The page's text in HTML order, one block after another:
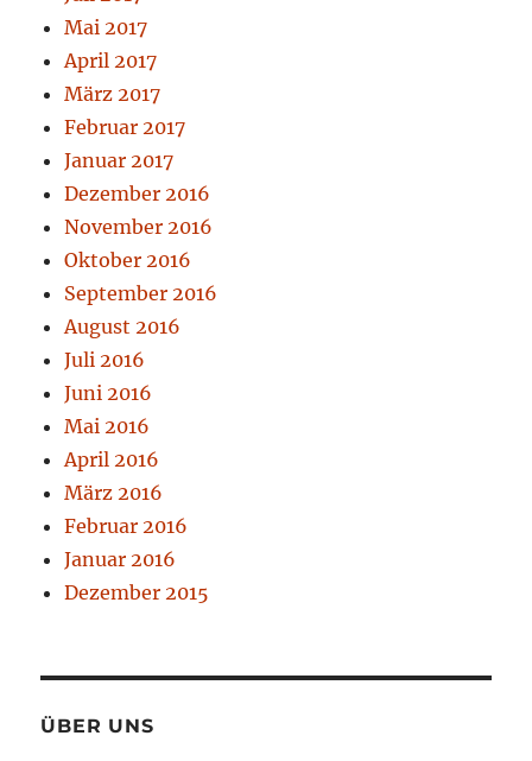
Mai 2017
April 2017
März 2017
Februar 2017
Januar 2017
Dezember 2016
November 2016
Oktober 2016
September 2016
August 2016
Juli 2016
Juni 2016
Mai 2016
April 2016
März 2016
Februar 2016
Januar 2016
Dezember 2015
ÜBER UNS